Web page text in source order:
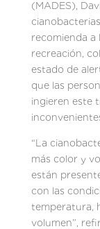
(MADES),
recomienda a
recreación,
estado de
que las
ingieren este
“La
más color y
están
con las
temperatura,
volumen”,